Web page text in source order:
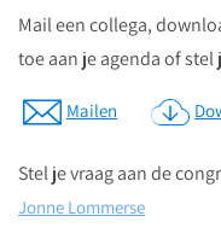
Parkeren
Postcode ten behoeve
Parkeren kan in de
verschillende
Op parkeerniveau 14
Parkeergarage “La Vie”
Mail een collega,
toe aan je agenda of stel
Mailen
Stel je vraag aan de
Jonne Lommerse